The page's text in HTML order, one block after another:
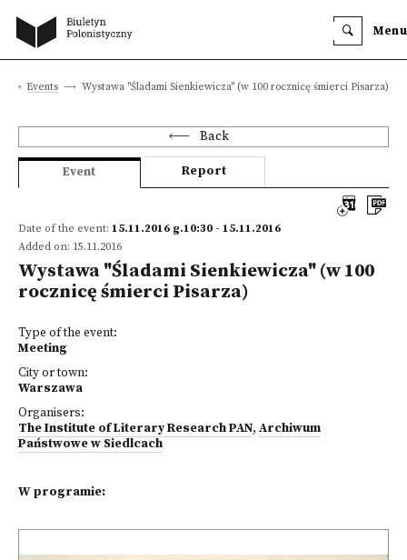
Menu
Events Wystawa "Śladami Sienkiewicza" (w 100 rocznicę śmierci Pisarza)
Back
Event Report
Date of the event: 15.11.2016 g.10:30 - 15.11.2016
Added on: 15.11.2016
Wystawa "Śladami Sienkiewicza" (w 100
rocznicę śmierci Pisarza)
Type of the event:
Meeting
City or town:
Warszawa
Organisers:
The Institute of Literary Research PAN, Archiwum
Państwowe w Siedlcach
W programie: